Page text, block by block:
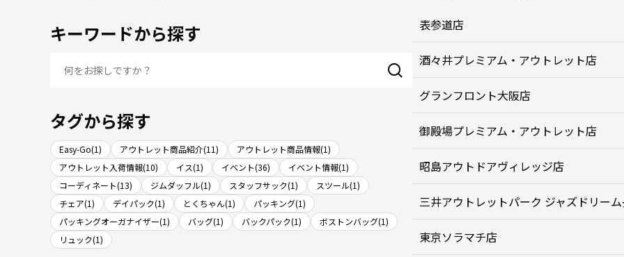
キーワードから探す
タグから探す
Easy-Go(1) アウトレット商品紹介(11)
アウトレット商品情報(1)
アウトレット入荷情報(10)
イス(1) イベント(36)
イベント情報(1)
コーディネート(13)
ジムダッフル(1) スタッフサック(1)
スツール(1)
チェア(1)
デイパック(1) とくちゃん(1)
パッキング(1)
パッキングオーガナイザー(1)
バッグ(1) バックパック(1)
ボストンバッグ(1)
リュック(1)
表参道店
酒々井プレミアム・アウトレット店
グランフロント大阪店
御殿場プレミアム・アウトレット店
昭島アウトドアヴィレッジ店
三井アウトレットパーク ジャズドリー
東京ソラマチ店